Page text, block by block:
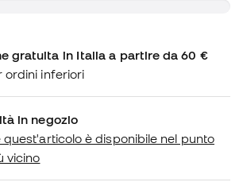
gratuita in Italia a partire da 60 €
ordini inferiori
in negozio
quest'articolo è disponibile nel punto
vicino